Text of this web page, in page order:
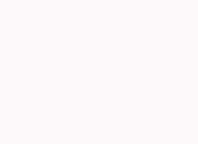
QUEIXA